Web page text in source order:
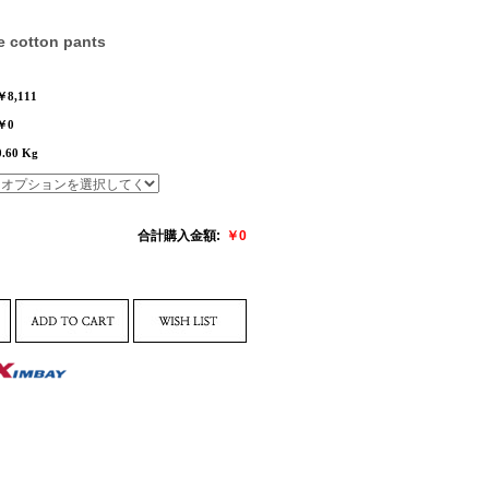
cotton pants
8,111
0
Kg
合計購入金額: ￥0